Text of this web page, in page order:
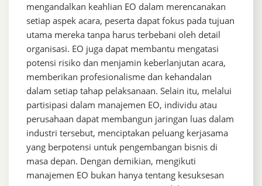
mengandalkan keahlian EO dalam merencanakan
setiap aspek acara, peserta dapat fokus pada tujuan
utama mereka tanpa harus terbebani oleh detail
organisasi. EO juga dapat membantu mengatasi
potensi risiko dan menjamin keberlanjutan acara,
memberikan profesionalisme dan kehandalan
dalam setiap tahap pelaksanaan. Selain itu, melalui
partisipasi dalam manajemen EO, individu atau
perusahaan dapat membangun jaringan luas dalam
industri tersebut, menciptakan peluang kerjasama
yang berpotensi untuk pengembangan bisnis di
masa depan. Dengan demikian, mengikuti
manajemen EO bukan hanya tentang kesuksesan